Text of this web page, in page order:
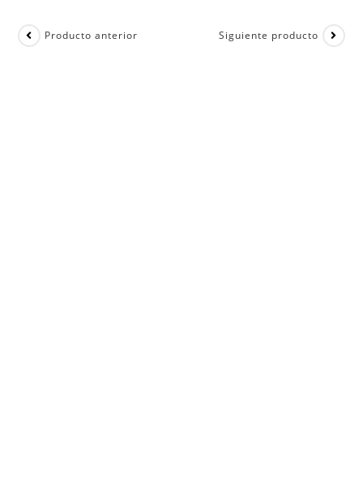
Producto anterior Siguiente producto